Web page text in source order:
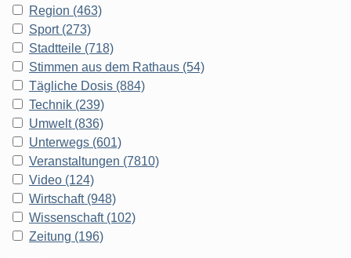
Region (463)
Sport (273)
Stadtteile (718)
Stimmen aus dem Rathaus (54)
Tägliche Dosis (884)
Technik (239)
Umwelt (836)
Unterwegs (601)
Veranstaltungen (7810)
Video (124)
Wirtschaft (948)
Wissenschaft (102)
Zeitung (196)